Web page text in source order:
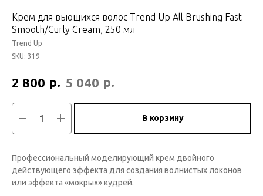
Крем для вьющихся волос Trend Up All Brushing Fast
Smooth/Curly Cream, 250 мл
Trend Up
SKU: 319
2 800 р. 5 040 р.
В корзину
Профессиональный моделирующий крем двойного
действующего эффекта для создания волнистых локонов
или эффекта «мокрых» кудрей.